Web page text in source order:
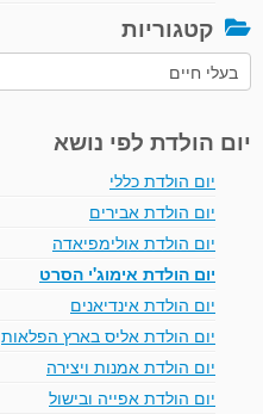
קטגוריות
קטגוריות
יום הולדת לפי נושא
יום הולדת כללי
יום הולדת אבירים
יום הולדת אולימפיאדה
יום הולדת אימוג'י הסרט
יום הולדת אינדיאנים
יום הולדת אליס בארץ הפלאות
יום הולדת אמנות ויצירה
יום הולדת אפייה ובישול